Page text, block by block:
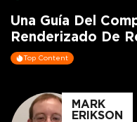
Una Guía Del
Renderizado De
Top Content
MARK
ERIKSON